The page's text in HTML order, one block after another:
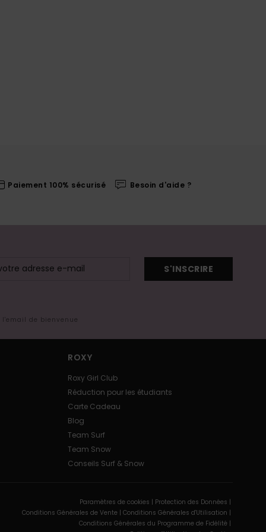
Paiement 100% sécurisé Besoin d'aide ?
S'INSCRIRE
de bienvenue
ROXY
Roxy Girl Club
Réduction pour les étudiants
Carte Cadeau
Blog
Team Surf
Team Snow
Conseils Surf & Snow
Paramètres de cookies | Protection des Données |
Conditions Générales de Vente | Conditions Générales d'Utilisation |
Conditions Générales du Programme de Fidélité |